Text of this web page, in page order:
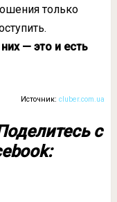
только
— это и есть
Источник:cluber.com.ua
с